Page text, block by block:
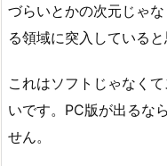
づらいとかの次元じゃ
る領域に突入していると
これはソフトじゃなく
いです。PC版が出るな
せん。